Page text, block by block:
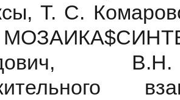
Т. С.